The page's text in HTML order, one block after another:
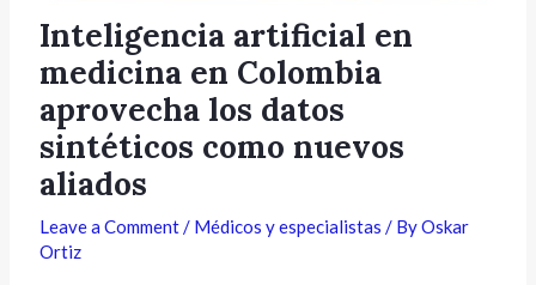
Inteligencia artificial en
medicina en Colombia
aprovecha los datos
sintéticos como nuevos
aliados
Leave a Comment/ Médicos y especialistas / ByOskar
Ortiz